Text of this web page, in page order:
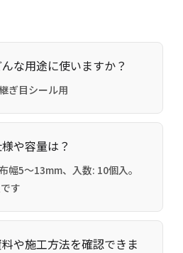
な用途に使いますか？
ぎ目シール用
や容量は？
幅5〜13mm、入数: 10個入。
す
や施工方法を確認できま